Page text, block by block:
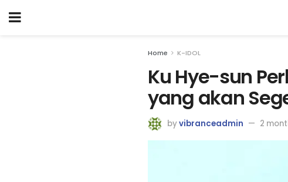
Home K-IDOL
Ku Hye-sun
yang akan
byvibranceadmin 2